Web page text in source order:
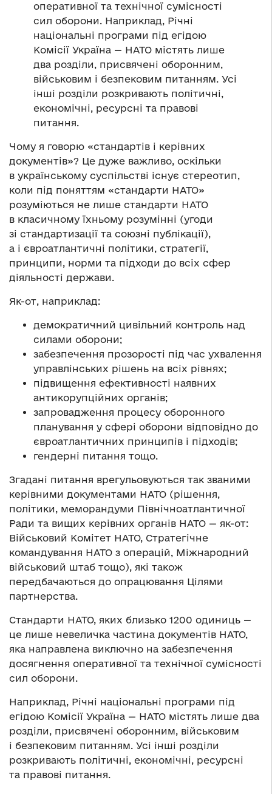
оперативної та технічної сумісності
сил оборони. Наприклад, Річні
національні програми під егідою
Комісії Україна — НАТО містять лише
два розділи, присвячені оборонним,
військовим і безпековим питанням. Усі
інші розділи розкривають політичні,
економічні, ресурсні та правові
питання.
Чому я говорю «стандартів і керівних
документів»? Це дуже важливо, оскільки
в українському суспільстві існує стереотип,
коли під поняттям «стандарти НАТО»
розуміються не лише стандарти НАТО
в класичному їхньому розумінні (угоди
зі стандартизації та союзні публікації),
а і євроатлантичні політики, стратегії,
принципи, норми та підходи до всіх сфер
діяльності держави.
Як-от, наприклад:
демократичний цивільний контроль над
силами оборони;
забезпечення прозорості під час ухвалення
управлінських рішень на всіх рівнях;
підвищення ефективності наявних
антикорупційних органів;
запровадження процесу оборонного
планування у сфері оборони відповідно до
євроатлантичних принципів і підходів;
гендерні питання тощо.
Згадані питання врегульовуються так званими
керівними документами НАТО (рішення,
політики, меморандуми Північноатлантичної
Ради та вищих керівних органів НАТО — як-от:
Військовий Комітет НАТО, Стратегічне
командування НАТО з операцій, Міжнародний
військовий штаб тощо), які також
передбачаються до опрацювання Цілями
партнерства.
Стандарти НАТО, яких близько 1200 одиниць —
це лише невеличка частина документів НАТО,
яка направлена виключно на забезпечення
досягнення оперативної та технічної сумісності
сил оборони.
Наприклад, Річні національні програми під
егідою Комісії Україна — НАТО містять лише два
розділи, присвячені оборонним, військовим
і безпековим питанням. Усі інші розділи
розкривають політичні, економічні, ресурсні
та правові питання.